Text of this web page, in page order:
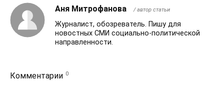
Аня Митрофанова / автор статьи
Журналист, обозреватель. Пишу для
новостных СМИ социально-политической
направленности.
Комментарии 0